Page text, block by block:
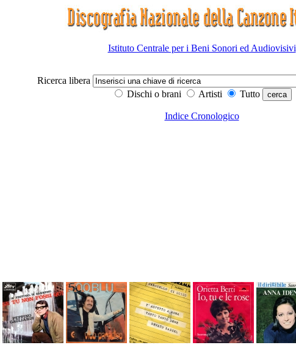
Istituto Centrale per i Beni Sonori ed Audiovisivi
Ricerca libera
Dischi o brani
Artisti Tutto
Indice Cronologico